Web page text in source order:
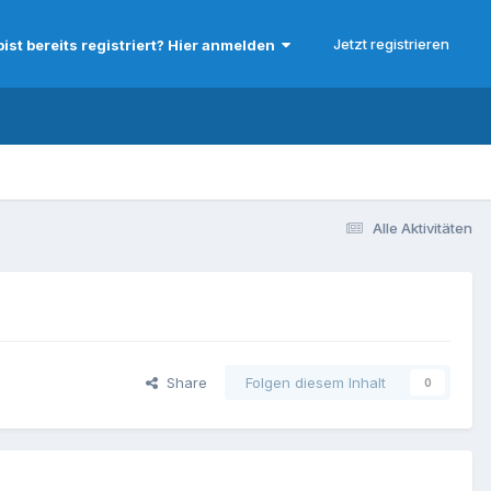
bereits registriert? Hier anmelden Jetzt registrieren
Alle Aktivitäten
Share Folgen diesem Inhalt 0